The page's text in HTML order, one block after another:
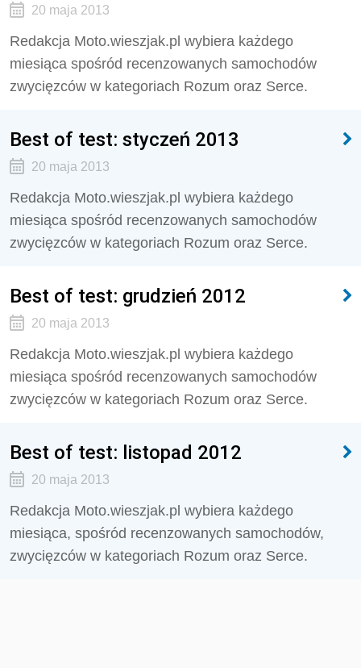
20 maja 2013
Redakcja Moto.wieszjak.pl wybiera każdego
miesiąca spośród recenzowanych samochodów
zwycięzców w kategoriach Rozum oraz Serce.
Best of test: styczeń 2013
20 maja 2013
Redakcja Moto.wieszjak.pl wybiera każdego
miesiąca spośród recenzowanych samochodów
zwycięzców w kategoriach Rozum oraz Serce.
Best of test: grudzień 2012
20 maja 2013
Redakcja Moto.wieszjak.pl wybiera każdego
miesiąca spośród recenzowanych samochodów
zwycięzców w kategoriach Rozum oraz Serce.
Best of test: listopad 2012
20 maja 2013
Redakcja Moto.wieszjak.pl wybiera każdego
miesiąca, spośród recenzowanych samochodów,
zwycięzców w kategoriach Rozum oraz Serce.